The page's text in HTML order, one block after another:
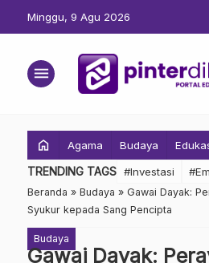
Minggu, 9 Agu 2026
menu
home Agama Budaya
TRENDING TAGS #Investasi
Beranda » Budaya » Gawai Dayak:
Syukur kepada Sang Pencipta
Budaya
Gawai Dayak: